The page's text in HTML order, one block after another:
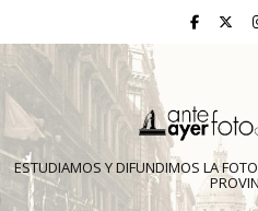
ESTUDIAMOS Y DIFUNDIMOS LA